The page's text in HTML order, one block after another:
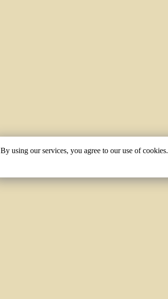
By using our services, you agree to our use of cookies.